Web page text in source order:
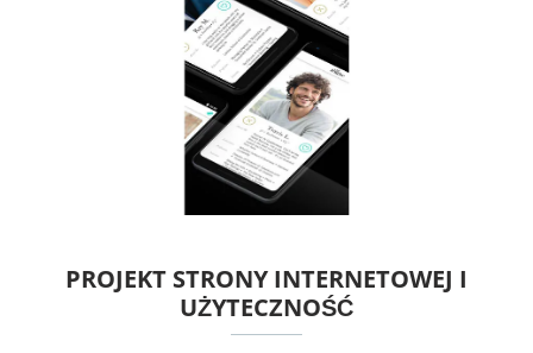
PROJEKT STRONY INTERNETOWEJ I
UŻYTECZNOŚĆ